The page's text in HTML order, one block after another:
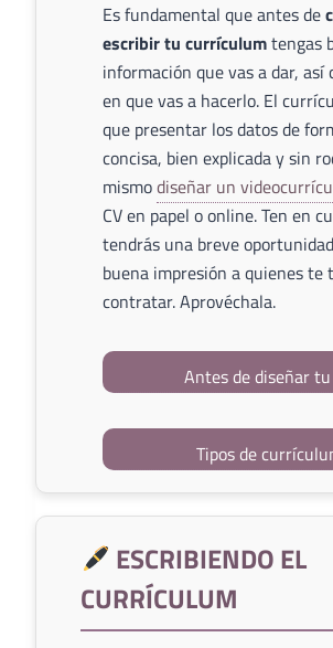
Es fundamental que antes de
escribir tu currículumtengas
información que vas a dar, así
en que vas a hacerlo. El
que presentar los datos de
concisa, bien explicada y sin
mismodiseñar un
CV en papel o online. Ten en
tendrás una breve
buena impresión a quienes te
contratar. Aprovéchala.
Antes de diseñar tu
Tipos de
ESCRIBIENDO EL
CURRÍCULUM